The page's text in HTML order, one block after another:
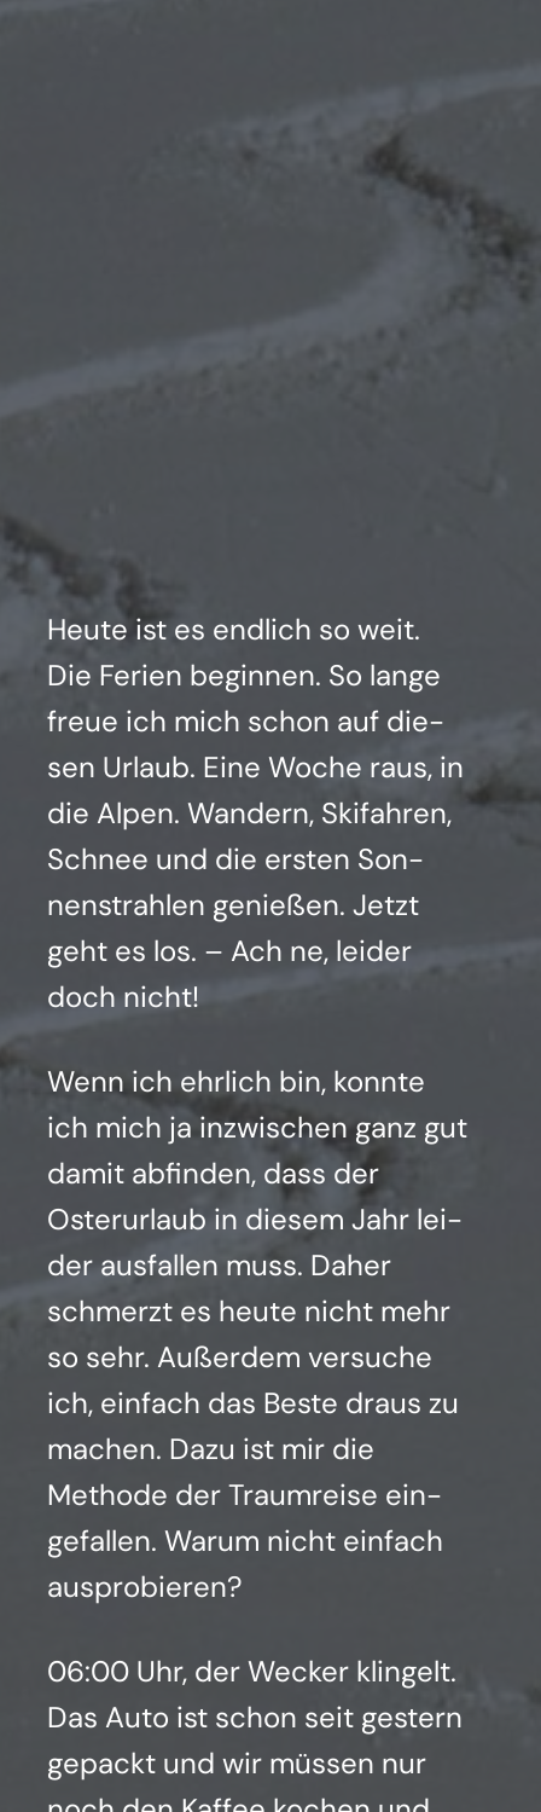
Heu­te ist es end­lich so weit.
Die Feri­en begin­nen. So lan­ge
freue ich mich schon auf die­
sen Urlaub. Eine Woche raus, in
die Alpen. Wan­dern, Ski­fah­ren,
Schnee und die ers­ten Son­
nen­strah­len genie­ßen. Jetzt
geht es los. – Ach ne, lei­der
doch nicht!
Wenn ich ehr­lich bin, konn­te
ich mich ja inzwi­schen ganz gut
damit abfin­den, dass der
Oster­ur­laub in die­sem Jahr lei­
der aus­fal­len muss. Daher
schmerzt es heu­te nicht mehr
so sehr. Außer­dem ver­su­che
ich, ein­fach das Bes­te draus zu
machen. Dazu ist mir die
Metho­de der Traum­rei­se ein­
ge­fal­len. War­um nicht ein­fach
aus­pro­bie­ren?
06:00 Uhr, der Wecker klin­gelt.
Das Auto ist schon seit ges­tern
gepackt und wir müs­sen nur